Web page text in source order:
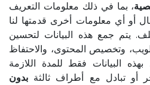
، بما في ذلك معلومات التعريف
أو أي معلومات أخرى قدمتها لنا
يتم جمع هذه البيانات لتحسين
وتخصيص المحتوى، والاحتفاظ
البيانات فقط للمدة اللازمة
أو تبادل مع أطراف ثالثة بدون